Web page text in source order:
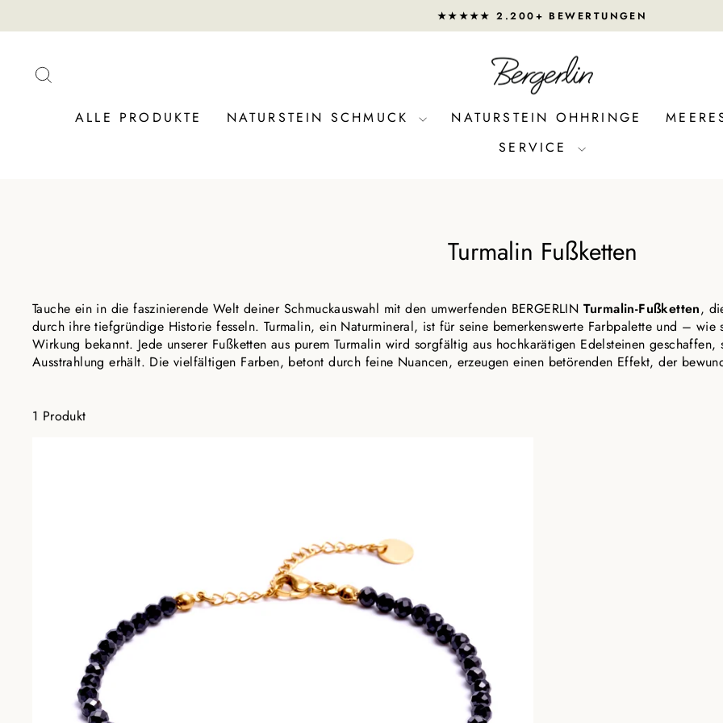
Pause
★★★★★ 2.200+ BEWERTUNGEN
ALLE PRODUKTE NATURSTEIN SCHMUCK NATURSTEIN OHHRINGE
SERVICE
Turmalin Fußketten
Tauche ein in die faszinierende Welt deiner Schmuckauswahl mit den umwerfenden BERGERLIN Turmalin-Fußketten,
durch ihre tiefgründige Historie fesseln. Turmalin, ein Naturmineral, ist für seine bemerkenswerte Farbpalette und –
Wirkung bekannt. Jede unserer Fußketten aus purem Turmalin wird sorgfältig aus hochkarätigen Edelsteinen
Ausstrahlung erhält. Die vielfältigen Farben, betont durch feine Nuancen, erzeugen einen betörenden Effekt, der
1 Produkt